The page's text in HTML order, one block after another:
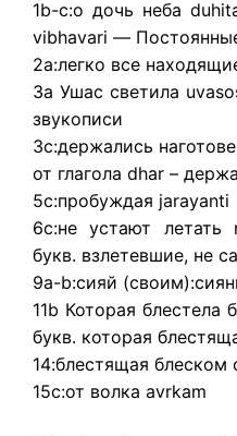
1b-c:о дочь неба
vibhavari —
2a:легко все
3a Ушас светила
звукописи
3c:держались
от глагола dhar –
5c:пробуждая jarayanti
6с:не устают летать
букв. взлетевшие, не
9a-b:сияй
11b Которая блестела
букв. которая
14:блестящая блеском
15с:от волка avrkam